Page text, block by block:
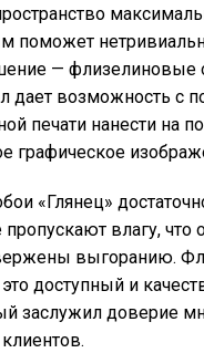
поможет
— флизелиновые
дает возможность с
печати нанести на
графическое
«Глянец»
пропускают влагу, что
выгоранию.
доступный и
заслужил доверие